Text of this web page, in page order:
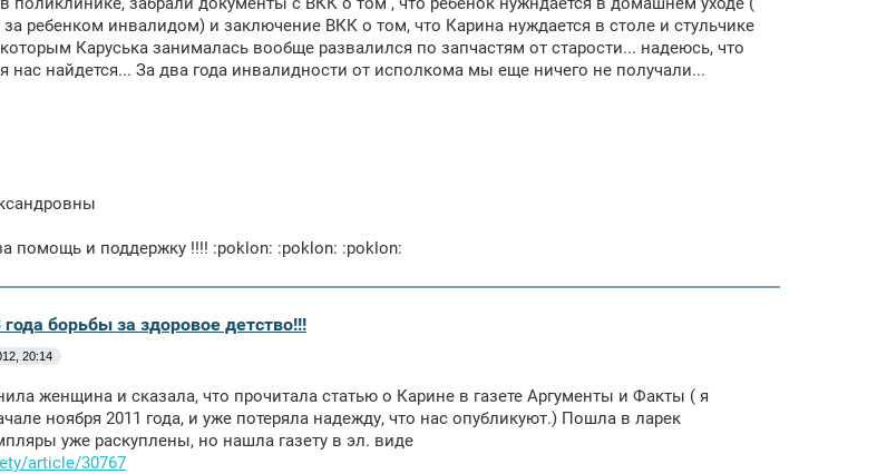
ребенком инвалидом) и заключение ВКК о том, что Карина нуждается в столе и стульчике
Каруська занималась вообще развалился по запчастям от старости... надеюсь, что
нас найдется... За два года инвалидности от исполкома мы еще ничего не получали...
помощь и поддержку !!!! :poklon: :poklon: :poklon:
борьбы за здоровое детство!!!
20:14
женщина и сказала, что прочитала статью о Карине в газете Аргументы и Факты ( я
ноября 2011 года, и уже потеряла надежду, что нас опубликуют.) Пошла в ларек
уже раскуплены, но нашла газету в эл. виде
article/30767